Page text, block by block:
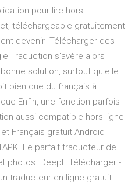
pour lire hors
téléchargeable gratuitement
devenir Télécharger des
Traduction s'avère alors
solution, surtout qu'elle
bien que du français à
Enfin, une fonction parfois
aussi compatible hors-ligne
Français gratuit Android
Le parfait traducteur de
photos DeepL Télécharger -
traducteur en ligne gratuit